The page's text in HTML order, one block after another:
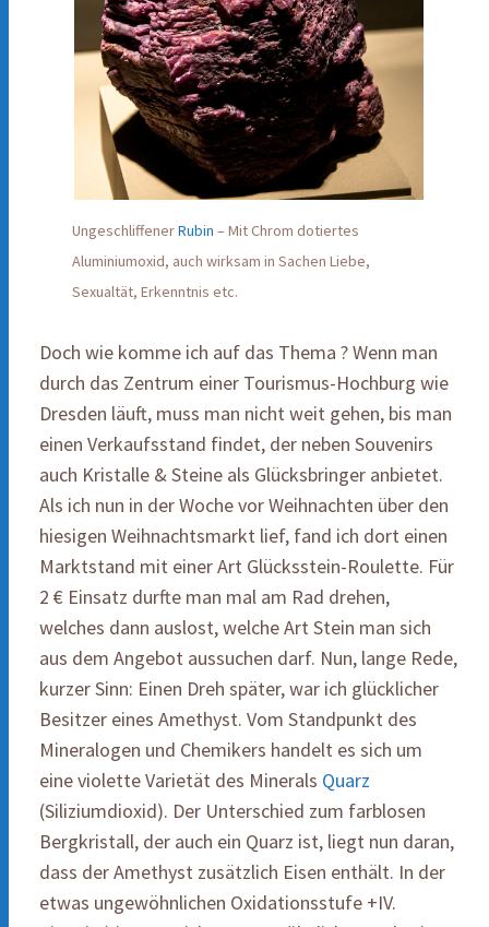
UngeschliffenerRubin – Mit Chrom dotiertes
Aluminiumoxid, auch wirksam in Sachen Liebe,
Sexualtät, Erkenntnis etc.
Doch wie komme ich auf das Thema ? Wenn man
durch das Zentrum einer Tourismus-Hochburg wie
Dresden läuft, muss man nicht weit gehen, bis man
einen Verkaufsstand findet, der neben Souvenirs
auch Kristalle & Steine als Glücksbringer anbietet.
Als ich nun in der Woche vor Weihnachten über den
hiesigen Weihnachtsmarkt lief, fand ich dort einen
Marktstand mit einer Art Glücksstein-Roulette. Für
2 € Einsatz durfte man mal am Rad drehen,
welches dann auslost, welche Art Stein man sich
aus dem Angebot aussuchen darf. Nun, lange Rede,
kurzer Sinn: Einen Dreh später, war ich glücklicher
Besitzer eines Amethyst. Vom Standpunkt des
Mineralogen und Chemikers handelt es sich um
eine violette Varietät des Minerals Quarz
(Siliziumdioxid). Der Unterschied zum farblosen
Bergkristall, der auch ein Quarz ist, liegt nun daran,
dass der Amethyst zusätzlich Eisen enthält. In der
etwas ungewöhnlichen Oxidationsstufe +IV.